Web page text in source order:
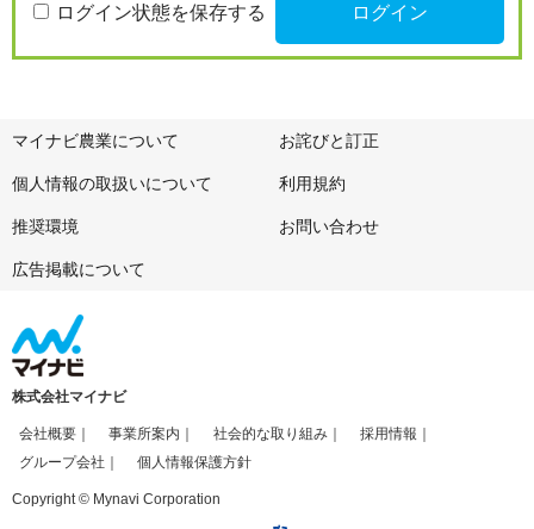
ログイン状態を保存する
マイナビ農業について お詫びと訂正
個人情報の取扱いについて 利用規約
推奨環境 お問い合わせ
広告掲載について
株式会社マイナビ
会社概要 事業所案内 社会的な取り組み
採用情報
グループ会社
個人情報保護方針
Copyright © Mynavi Corporation